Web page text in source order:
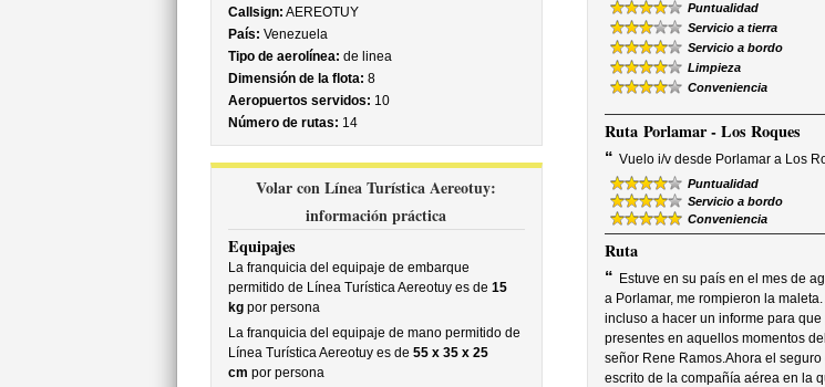
Callsign: AEREOTUY
País: Venezuela
Tipo de aerolínea: de linea
Dimensión de la flota: 8
Aeropuertos servidos: 10
Número de rutas: 14
Volar con Línea Turística Aereotuy:
información práctica
Equipajes
La franquicia del equipaje de embarque
permitido de Línea Turística Aereotuy es de 15
kgpor persona
La franquicia del equipaje de mano permitido de
Línea Turística Aereotuy es de 55 x 35 x 25
cm por persona
Puntualidad
Servicio a tierra
Servicio a bordo
Limpieza
Conveniencia
Ruta Porlamar - Los Roques
“ Vuelo i/v desde Porlamar a Los
Puntualidad
Servicio a bordo
Conveniencia
Ruta
“ Estuve en su país en el mes de
a Porlamar, me rompieron la
incluso a hacer un informe para
presentes en aquellos momentos
señor Rene Ramos.Ahora el
escrito de la compañía aérea en la